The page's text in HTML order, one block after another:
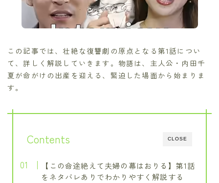
この記事では、壮絶な復讐劇の原点となる第1話につい
て、詳しく解説していきます。物語は、主人公・内田千
夏が命がけの出産を迎える、緊迫した場面から始まりま
す。
CLOSE
Contents
【この命途絶えて夫婦の幕はおりる】第1話
をネタバレありでわかりやすく解説する